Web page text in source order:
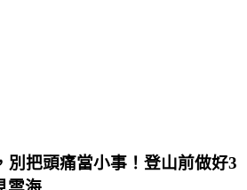
別把頭痛當小事！登山前做好3